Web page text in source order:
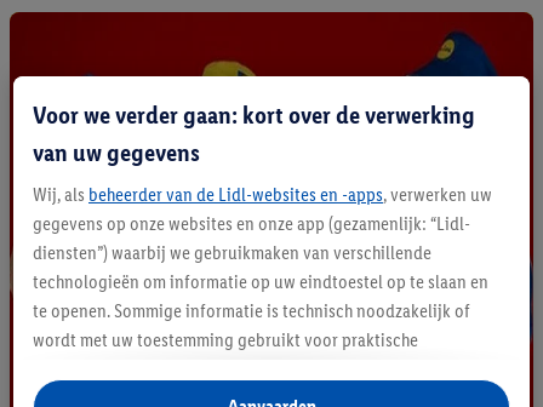
Voor we verder gaan: kort over de verwerking
van uw gegevens
Wij, als beheerder van de Lidl-websites en -apps, verwerken uw
gegevens op onze websites en onze app (gezamenlijk: “Lidl-
diensten”) waarbij we gebruikmaken van verschillende
technologieën om informatie op uw eindtoestel op te slaan en
te openen. Sommige informatie is technisch noodzakelijk of
wordt met uw toestemming gebruikt voor praktische
reclame binnen en buiten de Lidl-diensten aan te bieden. Als u